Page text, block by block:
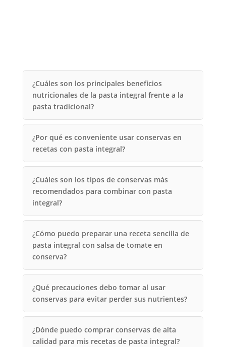
¿Cuáles son los principales beneficios
nutricionales de la pasta integral frente a la
pasta tradicional?
¿Por qué es conveniente usar conservas en
recetas con pasta integral?
¿Cuáles son los tipos de conservas más
recomendados para combinar con pasta
integral?
¿Cómo puedo preparar una receta sencilla de
pasta integral con salsa de tomate en
conserva?
¿Qué precauciones debo tomar al usar
conservas para evitar perder sus nutrientes?
¿Dónde puedo comprar conservas de alta
calidad para mis recetas de pasta integral?